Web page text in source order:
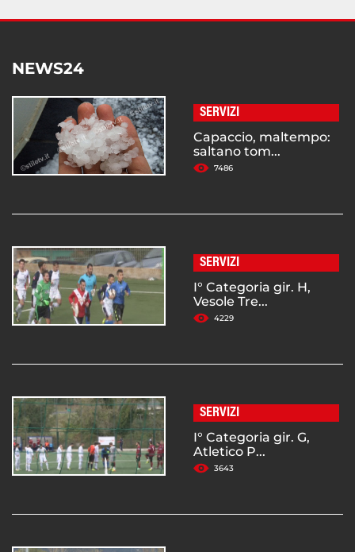
NEWS24
SERVIZI
Capaccio, maltempo:
saltano tom...
7486
SERVIZI
I° Categoria gir. H,
Vesole Tre...
4229
SERVIZI
I° Categoria gir. G,
Atletico P...
3643